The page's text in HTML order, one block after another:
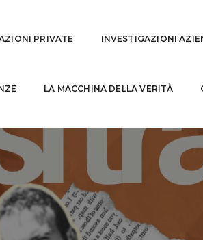
PRIVATE INVESTIGAZIONI
LA MACCHINA DELLA VERITÀ